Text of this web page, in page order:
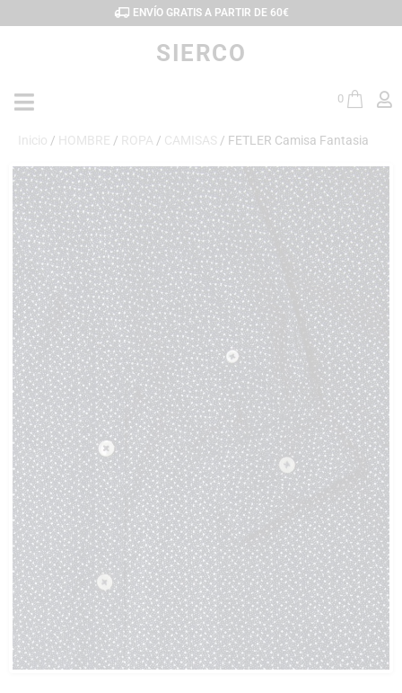
ENVÍO GRATIS A PARTIR DE 60€
SIERCO
0
Inicio / HOMBRE / ROPA / CAMISAS / FETLER Camisa Fantasia